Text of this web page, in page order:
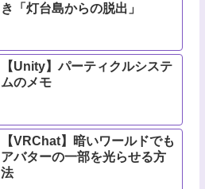
き「灯台島からの脱出」
【Unity】パーティクルシステ
ムのメモ
【VRChat】暗いワールドでも
アバターの一部を光らせる方
法